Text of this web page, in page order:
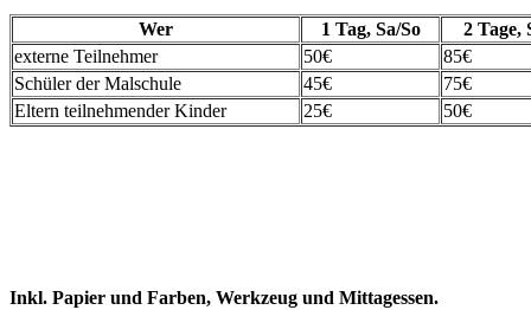
Wer 1 Tag, Sa/So
2 Tage,
externe Teilnehmer
50€
85€
Schüler der Malschule
45€
75€
Eltern teilnehmender Kinder
25€ 50€
Inkl. Papier und Farben, Werkzeug und Mittagessen.